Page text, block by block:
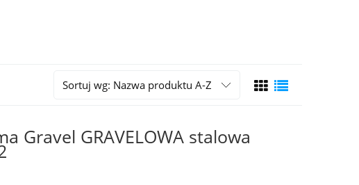
Sortuj wg: Nazwa produktu A-Z
Gravel GRAVELOWA stalowa